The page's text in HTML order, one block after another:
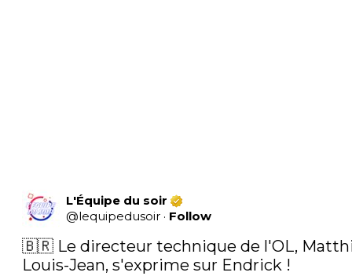
L'Équipe du soir
@lequipedusoir · Follow
🇧🇷 Le directeur technique de l'OL,
Louis-Jean, s'exprime sur Endrick !